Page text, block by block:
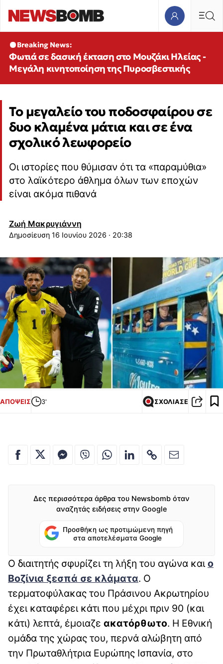
Breaking News:
Φωτιά σε δασική έκταση στο Μουζάκι Ηλείας -
Μεγάλη κινητοποίηση της Πυροσβεστικής
Το μεγαλείο του ποδοσφαίρου σε
δυο κλαμένα μάτια και σε ένα
σχολικό λεωφορείο
Οι ιστορίες που θύμισαν ότι τα «παραμύθια»
στο λαϊκότερο άθλημα όλων των εποχών
είναι ακόμα πιθανά
Ζωή Μακρυγιάννη
16 Ιουνίου 2026 · 20:38
ΑΠΟΨΕΙΣ 3' ΣΧΟΛΙΑΣΕ
Δες περισσότερα άρθρα του Newsbomb όταν
αναζητάς ειδήσεις στην Google
Προσθήκη ως προτιμώμενη πηγή
στα αποτελέσματα Google
Ο διαιτητής σφυρίζει τη λήξη του αγώνα και ο
Βοζίνια ξεσπά σε κλάματα. Ο
τερματοφύλακας του Πράσινου Ακρωτηρίου
έχει καταφέρει κάτι που μέχρι πριν 90 (και
κάτι) λεπτά, έμοιαζε ακατόρθωτο. Η Εθνική
ομάδα της χώρας του, περνά αλώβητη από
την Πρωταθλήτρια Ευρώπης Ισπανία, στο